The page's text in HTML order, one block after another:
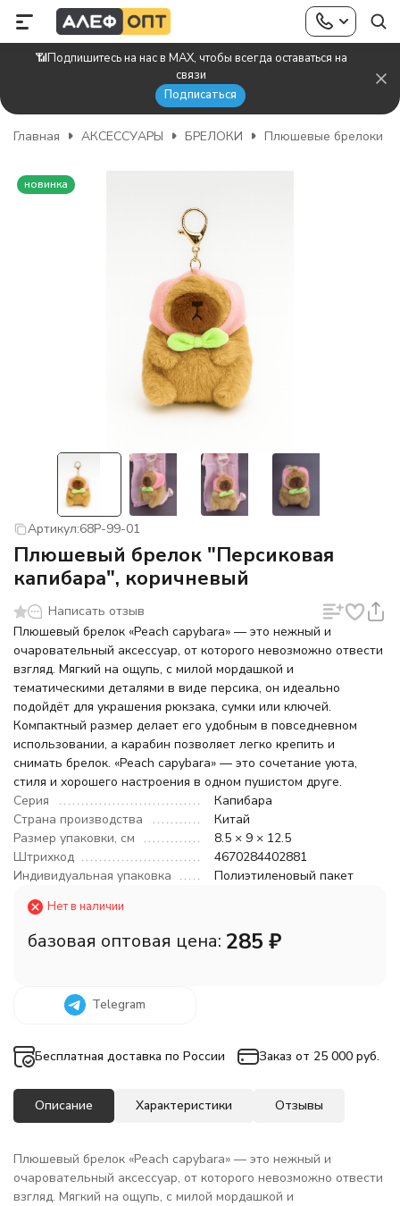
📶Подпишитесь на нас в MAX, чтобы всегда оставаться на
связи
Подписаться
Главная АКСЕССУАРЫ БРЕЛОКИ Плюшевые брелоки
новинка
Артикул:68P-99-01
Плюшевый брелок "Персиковая
капибара", коричневый
Написать отзыв
Плюшевый брелок «Peach capybara» — это нежный и
очаровательный аксессуар, от которого невозможно отвести
взгляд. Мягкий на ощупь, с милой мордашкой и
тематическими деталями в виде персика, он идеально
подойдёт для украшения рюкзака, сумки или ключей.
Компактный размер делает его удобным в повседневном
использовании, а карабин позволяет легко крепить и
снимать брелок. «Peach capybara» — это сочетание уюта,
стиля и хорошего настроения в одном пушистом друге.
Серия
Капибара
Страна производства
Китай
Размер упаковки, см
8.5 × 9 × 12.5
Штрихкод
4670284402881
Индивидуальная упаковка
Полиэтиленовый пакет
Нет в наличии
базовая оптовая цена: 285 ₽
Telegram
Бесплатная доставка по России Заказ от 25 000 руб.
Описание Характеристики Отзывы
Плюшевый брелок «Peach capybara» — это нежный и
очаровательный аксессуар, от которого невозможно отвести
взгляд. Мягкий на ощупь, с милой мордашкой и